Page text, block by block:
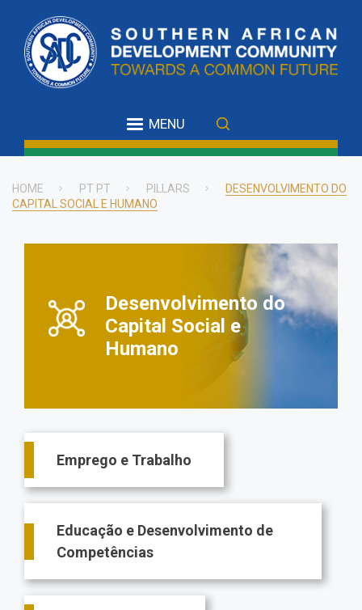
main
content
MENU
Breadcrumb
HOME PT PT PILLARS
DESENVOLVIMENTO DO
CAPITAL SOCIAL E HUMANO
Desenvolvimento do
Capital Social e
Humano
Main
navigation
Emprego e Trabalho
Educação e Desenvolvimento de
Competências